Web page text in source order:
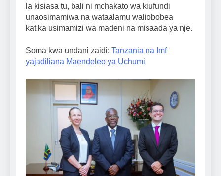
la kisiasa tu, bali ni mchakato wa kiufundi
unaosimamiwa na wataalamu waliobobea
katika usimamizi wa madeni na misaada ya nje.
Soma kwa undani zaidi: Tanzania na Imf
yajadiliana Maendeleo ya Uchumi